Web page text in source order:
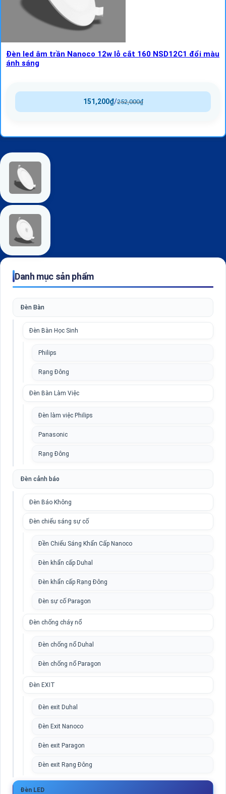
Đèn led âm trần Nanoco 12w lỗ cắt 160 NSD12C1 đổi màu
ánh sáng
252,000₫
/
151,200₫
Danh mục sản phẩm
Đèn Bàn
Đèn Bàn Học Sinh
Philips
Rạng Đông
Đèn Bàn Làm Việc
Đèn làm việc Philips
Panasonic
Rạng Đông
Đèn cảnh báo
Đèn Báo Không
Đèn chiếu sáng sự cố
Đền Chiếu Sáng Khẩn Cấp Nanoco
Đèn khẩn cấp Duhal
Đèn khẩn cấp Rạng Đông
Đèn sự cố Paragon
Đèn chống cháy nổ
Đèn chống nổ Duhal
Đèn chống nổ Paragon
Đèn EXIT
Đèn exit Duhal
Đèn Exit Nanoco
Đèn exit Paragon
Đèn exit Rạng Đông
Đèn LED